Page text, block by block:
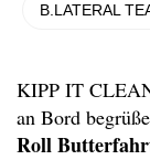
B.LATERAL
KIPP IT
an Bord
Roll